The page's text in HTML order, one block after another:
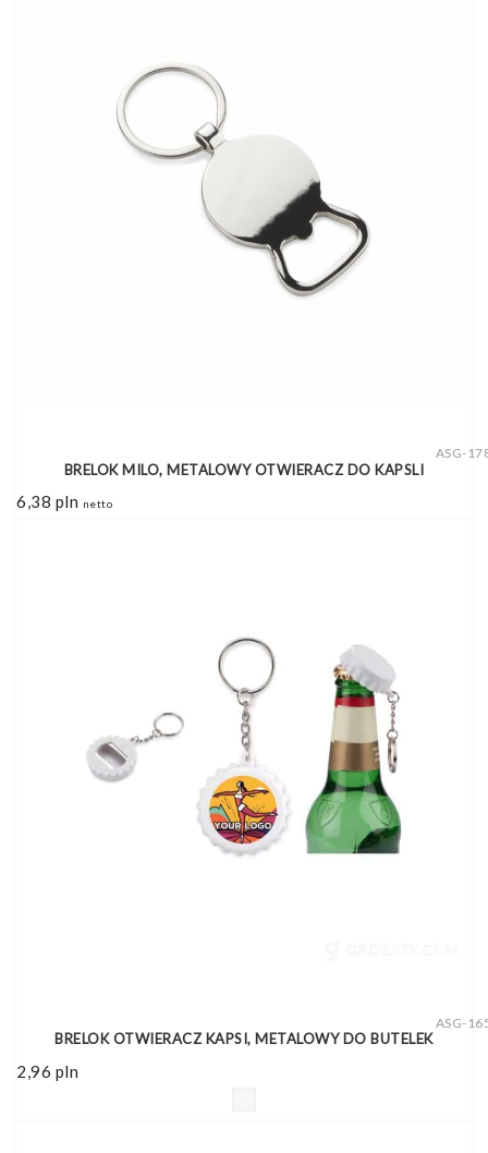
ASG-
BRELOK MILO, METALOWY OTWIERACZ DO KAPSLI
6,38 pln netto
ASG-
BRELOK OTWIERACZ KAPSI, METALOWY DO BUTELEK
2,96 pln